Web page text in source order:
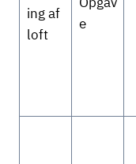
ing af
loft
e